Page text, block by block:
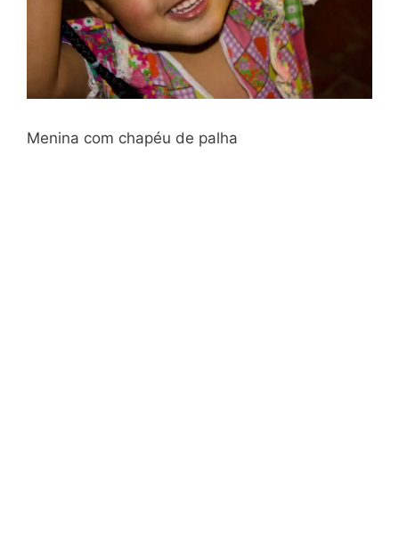
Menina com chapéu de palha